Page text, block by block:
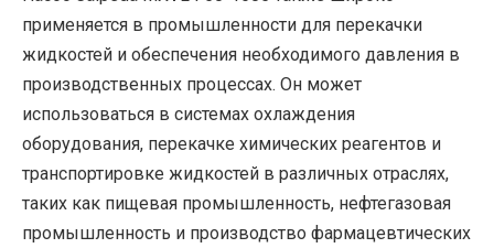
применяется в промышленности для перекачки
жидкостей и обеспечения необходимого давления в
производственных процессах. Он может
использоваться в системах охлаждения
оборудования, перекачке химических реагентов и
транспортировке жидкостей в различных отраслях,
таких как пищевая промышленность, нефтегазовая
промышленность и производство фармацевтических